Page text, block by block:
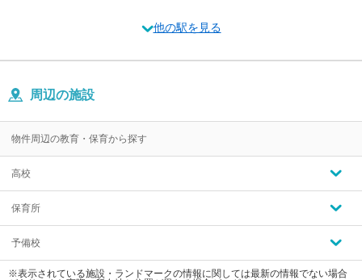
他の駅を見る
周辺の施設
物件周辺の教育・保育から探す
高校
保育所
予備校
※表示されている施設・ランドマークの情報に関しては最新の情報でない場合